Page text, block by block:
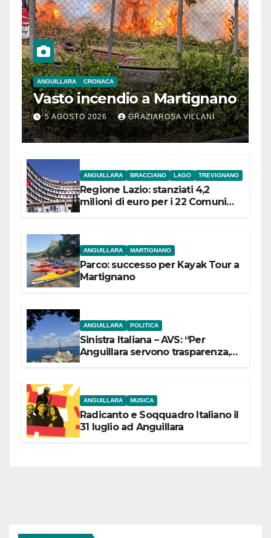
ANGUILLARA CRONACA
Vasto incendio a Martignano
5 AGOSTO 2026 GRAZIAROSA VILLANI
ANGUILLARA BRACCIANO LAGO TREVIGNANO
Regione Lazio: stanziati 4,2
milioni di euro per i 22 Comuni
ANGUILLARA MARTIGNANO
Parco: successo per Kayak Tour a
Martignano
ANGUILLARA POLITICA
Sinistra Italiana – AVS: “Per
Anguillara servono trasparenza,
ANGUILLARA MUSICA
Radicanto e Soqquadro Italiano il
31 luglio ad Anguillara